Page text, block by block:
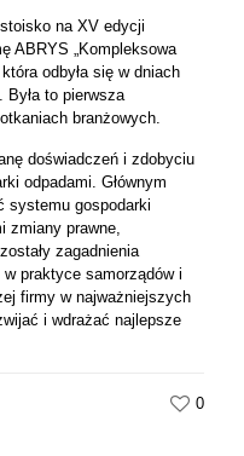
na XV edycji
ABRYS „Kompleksowa
odbyła się w dniach
Była to pierwsza
branżowych.
doświadczeń i zdobyciu
odpadami. Głównym
systemu gospodarki
zmiany prawne,
zagadnienia
praktyce samorządów i
firmy w najważniejszych
i wdrażać najlepsze
0